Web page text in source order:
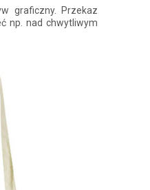
graficzny. Przekaz
np. nad chwytliwym